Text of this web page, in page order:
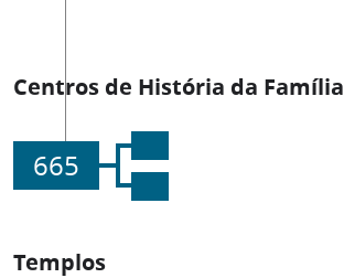
Centros de História da Família
665
Templos